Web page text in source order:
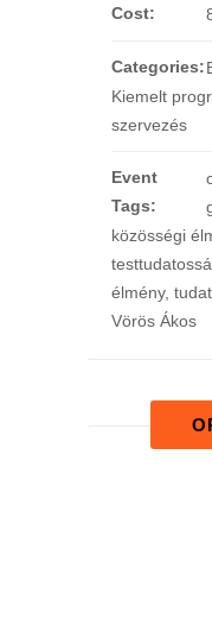
Cost:
Categories:
Kiemelt
szervezés
Event
Tags:
közösségi
élmény,
Vörös Ákos